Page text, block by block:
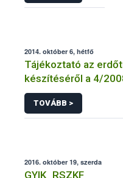
2014. október 6, hétfő
Tájékoztató az
készítéséről a 4/
előírásai alapján
TOVÁBB >
2016. október 19, szerda
GYIK_RSZKF